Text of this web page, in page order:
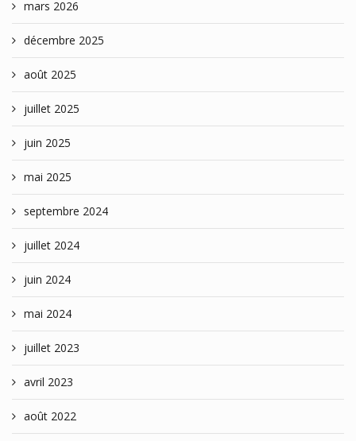
mars 2026
décembre 2025
août 2025
juillet 2025
juin 2025
mai 2025
septembre 2024
juillet 2024
juin 2024
mai 2024
juillet 2023
avril 2023
août 2022